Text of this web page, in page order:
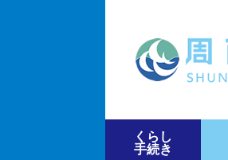
くらし
手続き